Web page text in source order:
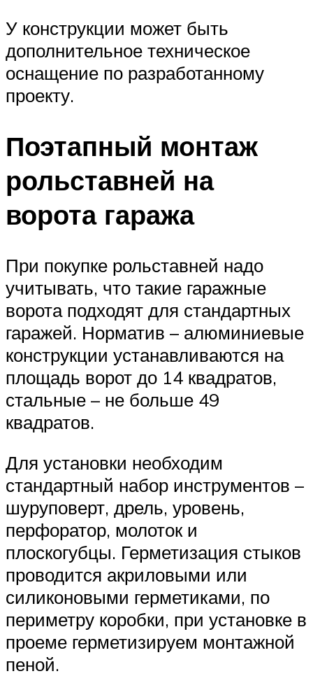
У конструкции может быть
дополнительное техническое
оснащение по разработанному
проекту.
Поэтапный монтаж
рольставней на
ворота гаража
При покупке рольставней надо
учитывать, что такие гаражные
ворота подходят для стандартных
гаражей. Норматив – алюминиевые
конструкции устанавливаются на
площадь ворот до 14 квадратов,
стальные – не больше 49
квадратов.
Для установки необходим
стандартный набор инструментов –
шуруповерт, дрель, уровень,
перфоратор, молоток и
плоскогубцы. Герметизация стыков
проводится акриловыми или
силиконовыми герметиками, по
периметру коробки, при установке в
проеме герметизируем монтажной
пеной.